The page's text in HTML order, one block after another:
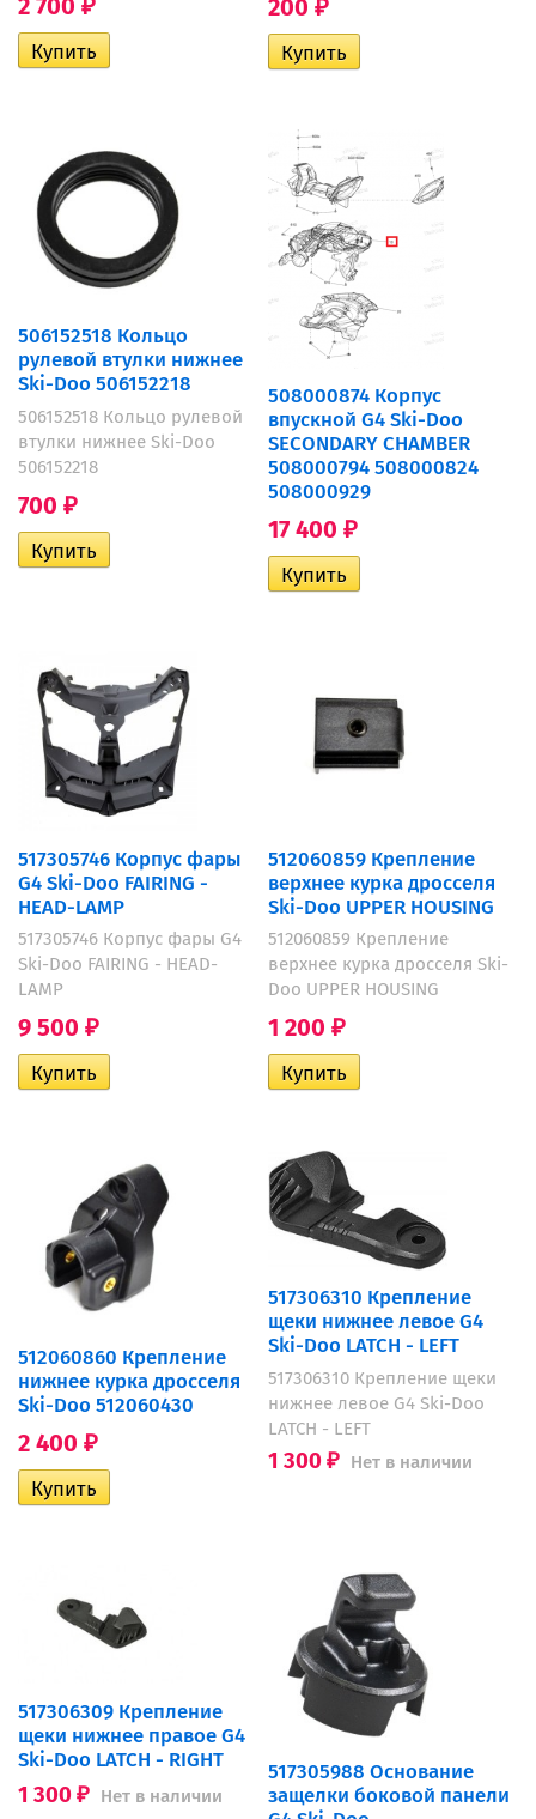
₽ 200 ₽
506152518 Кольцо
рулевой втулки нижнее
Ski-Doo 506152218
506152518 Кольцо рулевой
втулки нижнее Ski-Doo
506152218
700 ₽
508000874 Корпус
впускной G4 Ski-Doo
SECONDARY CHAMBER
508000794 508000824
508000929
17 400 ₽
517305746 Корпус фары
G4 Ski-Doo FAIRING -
HEAD-LAMP
517305746 Корпус фары G4
Ski-Doo FAIRING - HEAD-
LAMP
9 500 ₽
512060859 Крепление
верхнее курка дросселя
Ski-Doo UPPER HOUSING
512060859 Крепление
верхнее курка дросселя Ski-
Doo UPPER HOUSING
1 200 ₽
512060860 Крепление
нижнее курка дросселя
Ski-Doo 512060430
2 400 ₽
517306310 Крепление
щеки нижнее левое G4
Ski-Doo LATCH - LEFT
517306310 Крепление щеки
нижнее левое G4 Ski-Doo
LATCH - LEFT
1 300 ₽ Нет в наличии
517306309 Крепление
щеки нижнее правое G4
Ski-Doo LATCH - RIGHT
1 300 ₽ Нет в наличии
517305988 Основание
защелки боковой панели